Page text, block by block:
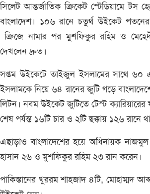
সিলেট আন্তর্জাতিক ক্রিকেট স্টেডিয়ামে টস
বাংলাদেশ। ১০৬ রানে চতুর্থ উইকেট
ক্রিজে নামার পর মুশফিকুর রহিম ও
দেখলেন দ্রুত।
সপ্তম উইকেটে তাইজুল ইসলামের সাথে
ইসলামকে নিয়ে ৬৪ রানের জুটি গড়ে
লিটন। নবম উইকেট জুটিতে টেস্ট ক্যারিয়ারের
শেষ পর্যন্ত ১৬টি চার ও ২টি ছক্কায় ১২৬ রানে
এছাড়াও বাংলাদেশের হয়ে অধিনায়ক
হাসান ২৬ ও মুশফিকুর রহিম ২৩ রান করেন।
পাকিস্তানের খুররম শাহজাদ ৪টি, মোহাম্মদ